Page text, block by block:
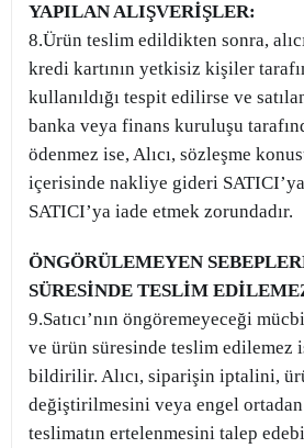
YAPILAN ALIŞVERİŞLER:
8.Ürün teslim edildikten sonra,
kredi kartının yetkisiz kişiler
kullanıldığı tespit edilirse ve
banka veya finans kuruluşu
ödenmez ise, Alıcı, sözleşme
içerisinde nakliye gideri
SATICI’ya iade etmek zorundadır.
ÖNGÖRÜLEMEYEN
SÜRESİNDE TESLİM
9.Satıcı’nın öngöremeyeceği
ve ürün süresinde teslim edilemez
bildirilir. Alıcı, siparişin iptalini,
değiştirilmesini veya engel
teslimatın ertelenmesini talep